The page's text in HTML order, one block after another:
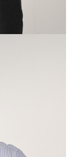
yang lulus
tidak membuat
lewat sebanyak
dikehendaki
yang sah
dan
dengan data
dan digunakan